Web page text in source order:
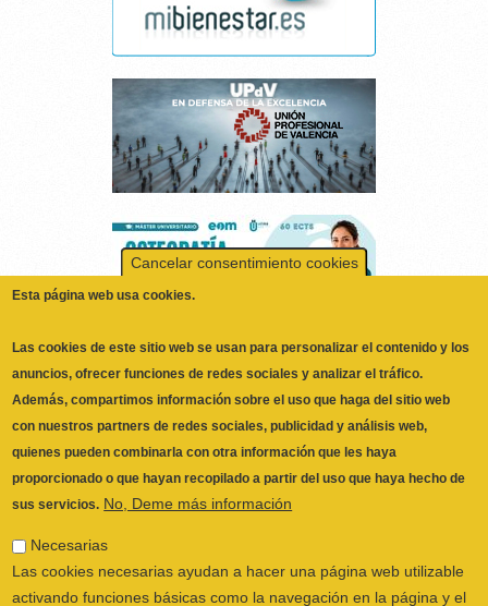
ILUSTRE COLEGIO OFICIAL DE
FISIOTERAPEUTAS DE LA COMUNIDAD
CALLE SAN VICENTE Nº 61,2º-2ª. CÓDIGO
POSTAL 46002 VALENCIA, ESPAÑA
POLÍTICA PRIVACIDAD|AVISO LEGAL |
Esta página web usa cookies.
Las cookies de este sitio web se usan para personalizar el contenido y los
Además, compartimos información sobre el uso que haga del sitio web
con nuestros partners de redes sociales, publicidad y análisis web,
quienes pueden combinarla con otra información que les haya
proporcionado o que hayan recopilado a partir del uso que haya hecho de
sus servicios. No, Deme más información
Necesarias
Las cookies necesarias ayudan a hacer una página web utilizable
activando funciones básicas como la navegación en la página y el
acceso a áreas seguras de la página web. La página web no
puede funcionar adecuadamente sin estas cookies.